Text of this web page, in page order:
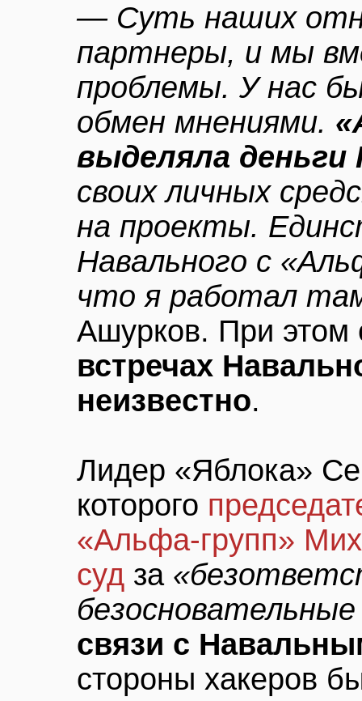
— Суть наших
партнеры, и мы
проблемы. У нас
обмен мнениями.
выделяла деньги
своих личных
на проекты.
Навального с
что я работал
Ашурков. При этом
встречах
неизвестно.
Лидер «Яблока»
которого
«Альфа-групп»
суд за
связи с
стороны хакеров